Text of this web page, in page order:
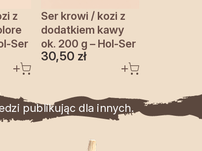
z
Ser
Ser krowi / kozi z
dodatkiem kawy
ok. 200 g – Hol-Ser
30,50 zł
publikując dla innych.